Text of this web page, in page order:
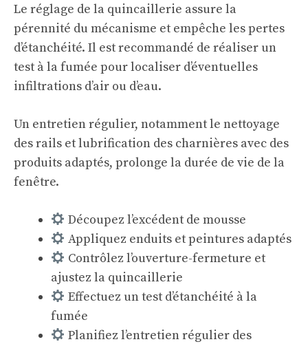
Le réglage de la quincaillerie assure la
pérennité du mécanisme et empêche les pertes
d’étanchéité. Il est recommandé de réaliser un
test à la fumée pour localiser d’éventuelles
infiltrations d’air ou d’eau.
Un entretien régulier, notamment le nettoyage
des rails et lubrification des charnières avec des
produits adaptés, prolonge la durée de vie de la
fenêtre.
Découpez l’excédent de mousse
Appliquez enduits et peintures adaptés
Contrôlez l’ouverture-fermeture et
ajustez la quincaillerie
Effectuez un test d’étanchéité à la
fumée
Planifiez l’entretien régulier des